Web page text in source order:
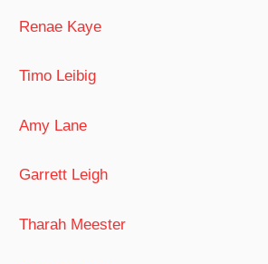
Renae Kaye
Timo Leibig
Amy Lane
Garrett Leigh
Tharah Meester